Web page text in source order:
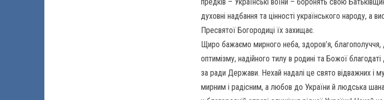
духовні надбання та цінності українського народу, а
Пресвятої Богородиці їх захищає.
Щиро бажаємо мирного неба, здоров’я, благополуччя,
оптимізму, надійного тилу в родині та Божої
за ради Держави. Нехай надалі це свято відважних і
мирним і радісним, а любов до України й людська